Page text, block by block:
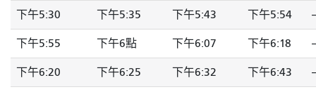
下午5:30 下午5:35 下午5:43 下午5:54
下午5:55 下午6點 下午6:07 下午6:18
下午6:20 下午6:25 下午6:32 下午6:43